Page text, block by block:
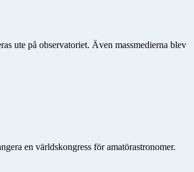
ute på observatoriet. Även massmedierna blev
en världskongress för amatörastronomer.